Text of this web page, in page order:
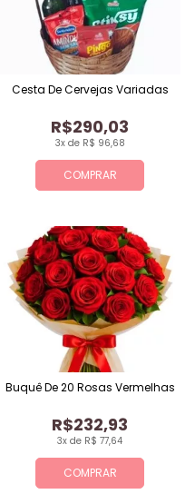
COMPRAR
3x de R$ 96,68
R$290,03
Cesta De Cervejas Variadas
COMPRAR
3x de R$ 77,64
R$232,93
Buquê De 20 Rosas Vermelhas